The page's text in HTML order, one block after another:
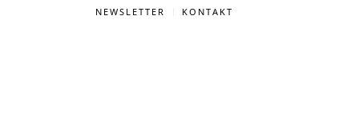
NEWSLETTER KONTAKT